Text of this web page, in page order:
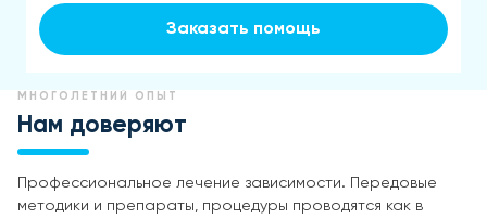
Заказать помощь
МНОГОЛЕТНИЙ ОПЫТ
Нам доверяют
Профессиональное лечение зависимости. Передовые
методики и препараты, процедуры проводятся как в